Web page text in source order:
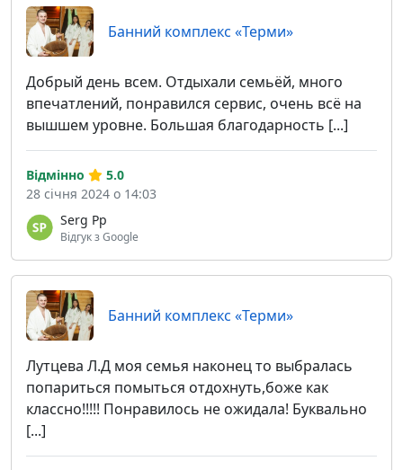
Банний комплекс «Терми»
Добрый день всем. Отдыхали семьёй, много
впечатлений, понравился сервис, очень всё на
вышшем уровне. Большая благодарность [...]
Serg Pp
Відгук з Google
Відмінно
5.0
28 січня 2024 о 14:03
Банний комплекс «Терми»
Лутцева Л.Д моя семья наконец то выбралась
попариться помыться отдохнуть,боже как
классно!!!!! Понравилось не ожидала! Буквально
[...]